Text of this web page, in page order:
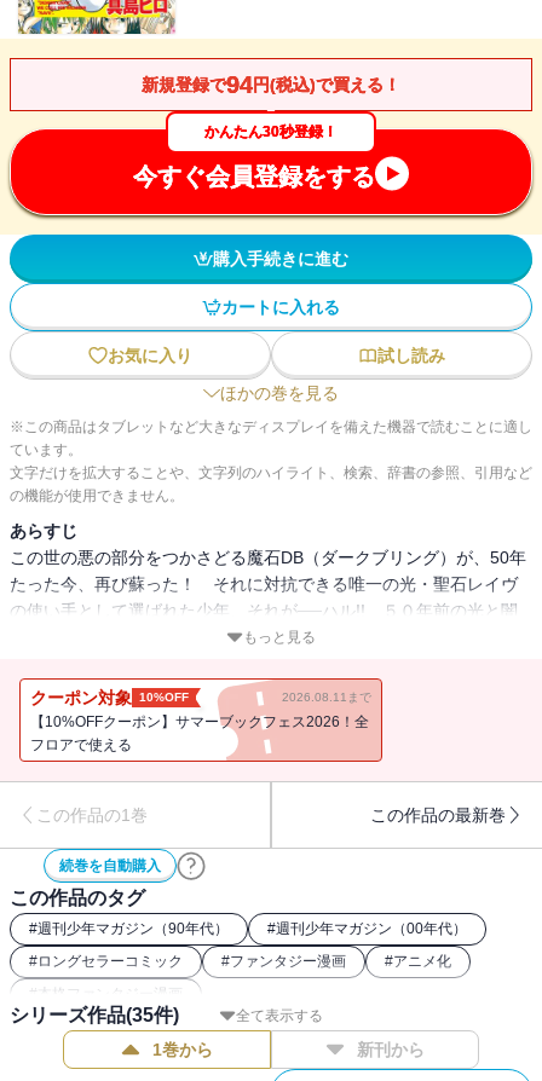
新規登録で94円(税込)で買える！
かんたん30秒登録！
今すぐ会員登録をする
購入手続きに進む
カートに入れる
お気に入り
試し読み
ほかの巻を見る
※この商品はタブレットなど大きなディスプレイを備えた機器で読むことに適し
ています。
文字だけを拡大することや、文字列のハイライト、検索、辞書の参照、引用など
の機能が使用できません。
あらすじ
この世の悪の部分をつかさどる魔石DB（ダークブリング）が、50年
たった今、再び蘇った！ それに対抗できる唯一の光・聖石レイヴ
の使い手として選ばれた少年、それが──ハル!! ５０年前の光と闇
の戦争を知る、レイヴの使い？プルーとともに、残る４つのレイヴ
化もされた大人気冒険ファンタジー！
もっと見る
クーポン対象 10%OFF 2026.08.11まで
【10%OFFクーポン】サマーブックフェス2026！全
フロアで使える
この作品の1巻 この作品の最新巻
続巻を自動購入
この作品のタグ
#週刊少年マガジン（90年代） #週刊少年マガジン（00年代）
#ロングセラーコミック #ファンタジー漫画 #アニメ化
# 本格ファンタジー漫画
全て表示する
シリーズ作品(35件)
1巻から 新刊から